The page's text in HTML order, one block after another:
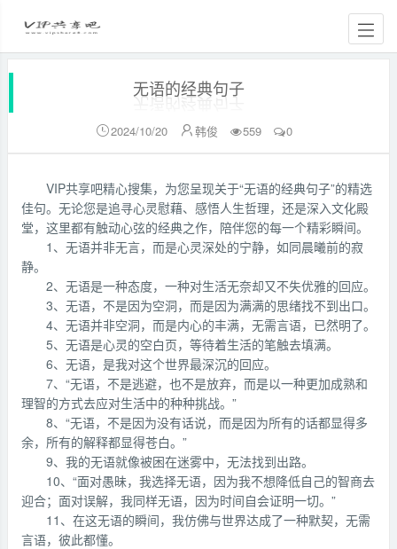
无语的经典句子
2024/10/20 韩俊 559 0
VIP共享吧精心搜集，为您呈现关于“无语的经典句子”的精选
佳句。无论您是追寻心灵慰藉、感悟人生哲理，还是深入文化殿
堂，这里都有触动心弦的经典之作，陪伴您的每一个精彩瞬间。
1、无语并非无言，而是心灵深处的宁静，如同晨曦前的寂
静。
2、无语是一种态度，一种对生活无奈却又不失优雅的回应。
3、无语，不是因为空洞，而是因为满满的思绪找不到出口。
4、无语并非空洞，而是内心的丰满，无需言语，已然明了。
5、无语是心灵的空白页，等待着生活的笔触去填满。
6、无语，是我对这个世界最深沉的回应。
7、“无语，不是逃避，也不是放弃，而是以一种更加成熟和
理智的方式去应对生活中的种种挑战。”
8、“无语，不是因为没有话说，而是因为所有的话都显得多
余，所有的解释都显得苍白。”
9、我的无语就像被困在迷雾中，无法找到出路。
10、“面对愚昧，我选择无语，因为我不想降低自己的智商去
迎合；面对误解，我同样无语，因为时间自会证明一切。”
11、在这无语的瞬间，我仿佛与世界达成了一种默契，无需
言语，彼此都懂。